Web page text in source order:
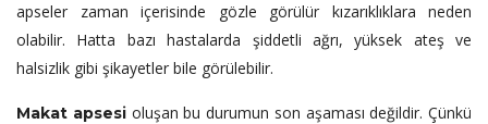
apseler zaman içerisinde gözle görülür kızarıklıklara neden
olabilir. Hatta bazı hastalarda şiddetli ağrı, yüksek ateş ve
halsizlik gibi şikayetler bile görülebilir.
Makat apsesioluşan bu durumun son aşaması değildir. Çünkü